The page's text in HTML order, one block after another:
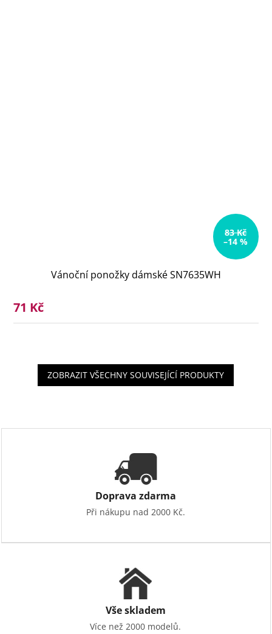
83 Kč
–14 %
Vánoční ponožky dámské SN7635WH
71 Kč
ZOBRAZIT VŠECHNY SOUVISEJÍCÍ PRODUKTY
Doprava zdarma
Při nákupu nad 2000 Kč.
Vše skladem
Více než 2000 modelů.